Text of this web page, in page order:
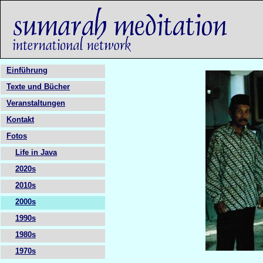
Einführung
Texte und Bücher
Veranstaltungen
Kontakt
Fotos
Life in Java
2020s
2010s
2000s
1990s
1980s
1970s